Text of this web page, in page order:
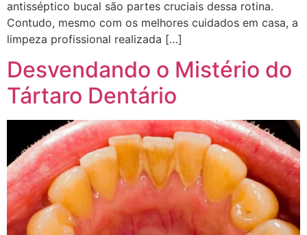
antisséptico bucal são partes cruciais dessa rotina.
Contudo, mesmo com os melhores cuidados em casa, a
limpeza profissional realizada […]
Desvendando o Mistério do
Tártaro Dentário